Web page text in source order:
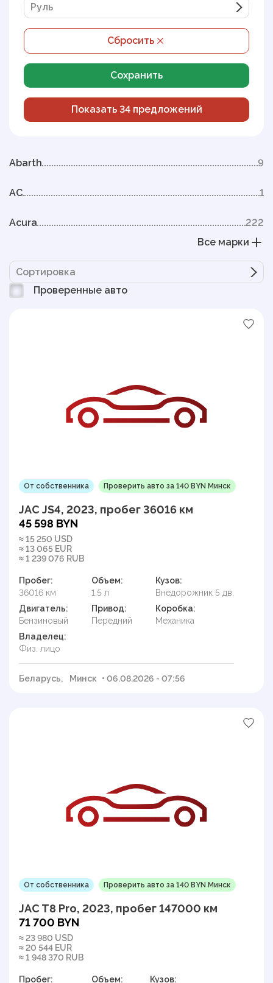
Руль
Сбросить
Сохранить
Показать 34предложений
Abarth 9
AC 1
Acura
222
Все марки
Сортировка
Проверенные авто
От собственника Проверить авто за 140 BYN Минск
JAC JS4, 2023, пробег 36016 км
45 598 BYN
≈ 15 250 USD
≈ 13 065 EUR
≈ 1 239 076 RUB
Пробег:
36016 км
Объем:
1.5 л
Кузов:
Внедорожник 5 дв.
Двигатель:
Бензиновый
Привод:
Передний
Коробка:
Механика
Владелец:
Физ. лицо
Беларусь, Минск • 06.08.2026 - 07:56
От собственника Проверить авто за 140 BYN Минск
JAC T8 Pro, 2023, пробег 147000 км
71 700 BYN
≈ 23 980 USD
≈ 20 544 EUR
≈ 1 948 370 RUB
Пробег: Объем: Кузов: